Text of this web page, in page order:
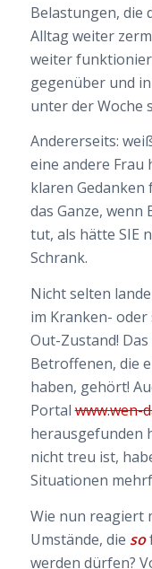
Belastungen, die
Alltag weiter
weiter
gegenüber und
unter der Woche
Andererseits:
eine andere Frau
klaren Gedanken
das Ganze, wenn
tut, als hätte SIE
Schrank.
Nicht selten
im Kranken-
Out-Zustand!
Betroffenen, die
haben, gehört!
Portalwww.wen-
herausgefunden
nicht treu ist,
Situationen
Wie nun reagiert
Umstände, die so
werden dürfen?